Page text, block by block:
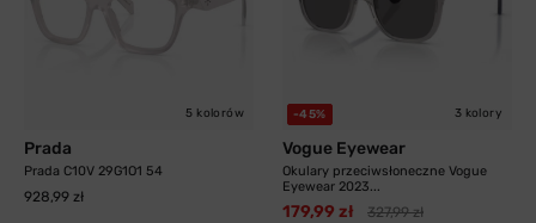
5 kolorów
Prada
Prada C10V 29G1O1 54
928,99 zł
-45% 3 kolory
Vogue Eyewear
Okulary przeciwsłoneczne Vogue
Eyewear 2023...
179,99 zł 327,99 zł